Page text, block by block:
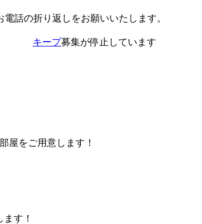
話の折り返しをお願いいたします。
キープ募集が停止しています
屋をご用意します！
す！